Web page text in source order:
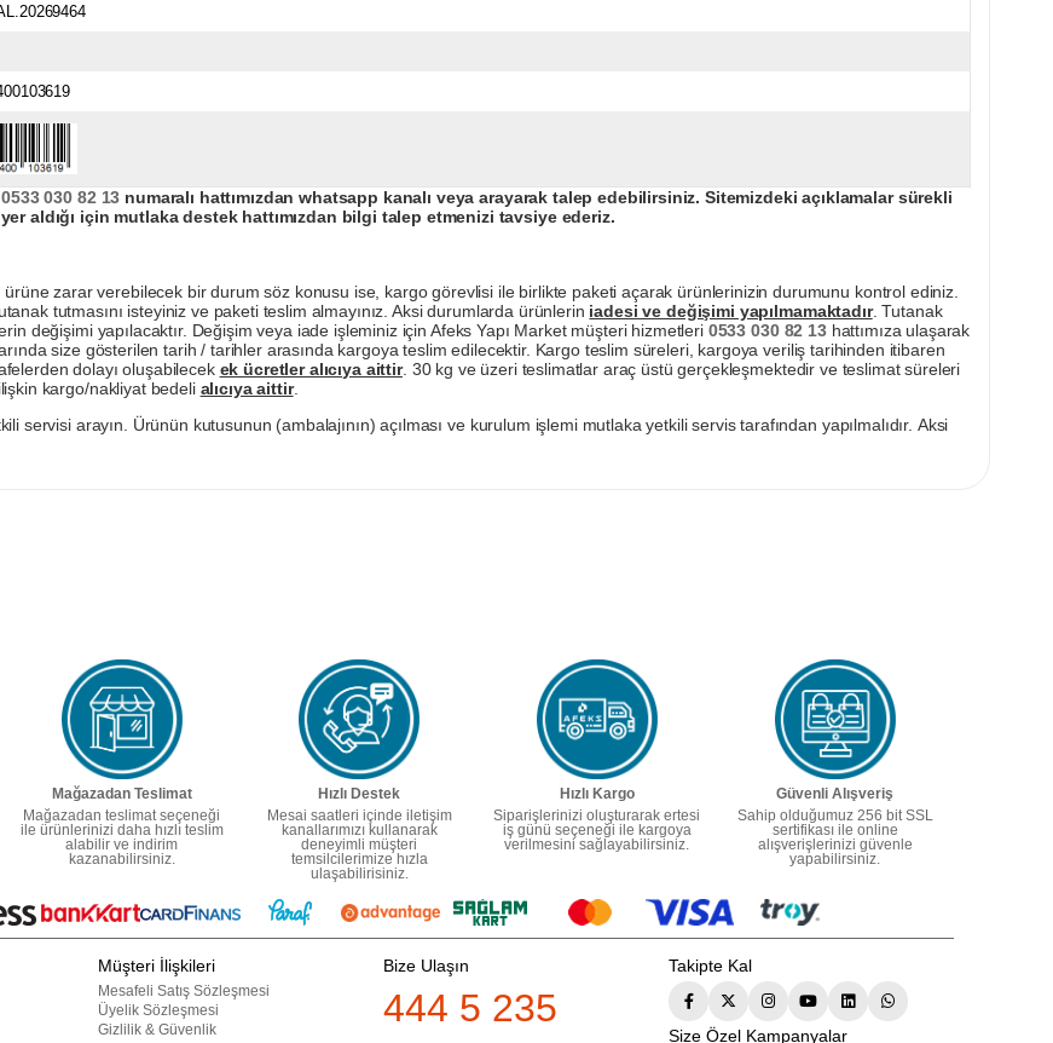
0533 030 82 13 numaralı hattımızdan whatsapp kanalı veya arayarak talep edebilirsiniz. Sitemizdeki açıklamalar sürekli
aldığı için mutlaka destek hattımızdan bilgi talep etmenizi tavsiye ederiz.
zarar verebilecek bir durum söz konusu ise, kargo görevlisi ile birlikte paketi açarak ürünlerinizin durumunu kontrol ediniz.
tutmasını isteyiniz ve paketi teslim almayınız. Aksi durumlarda ürünlerin iadesi ve değişimi yapılmamaktadır. Tutanak
değişimi yapılacaktır. Değişim veya iade işleminiz için Afeks Yapı Market müşteri hizmetleri 0533 030 82 13hattımıza ulaşarak
size gösterilen tarih / tarihler arasında kargoya teslim edilecektir. Kargo teslim süreleri, kargoya veriliş tarihinden itibaren
dolayı oluşabilecek ek ücretler alıcıya aittir. 30 kg ve üzeri teslimatlar araç üstü gerçekleşmektedir ve teslimat süreleri
kargo/nakliyat bedeli alıcıya aittir.
servisi arayın. Ürünün kutusunun (ambalajının) açılması ve kurulum işlemi mutlaka yetkili servis tarafından yapılmalıdır. Aksi
Mağazadan Teslimat
Mağazadan teslimat seçeneği
ile ürünlerinizi daha hızlı teslim
alabilir ve indirim
kazanabilirsiniz.
Hızlı Destek
Mesai saatleri içinde iletişim
kanallarımızı kullanarak
deneyimli müşteri
temsilcilerimize hızla
ulaşabilirisiniz.
Hızlı Kargo
Siparişlerinizi oluşturarak ertesi
iş günü seçeneği ile kargoya
verilmesini sağlayabilirsiniz.
Güvenli Alışveriş
Sahip olduğumuz 256 bit SSL
sertifikası ile online
alışverişlerinizi güvenle
yapabilirsiniz.
Müşteri İlişkileri
Mesafeli Satış Sözleşmesi
Üyelik Sözleşmesi
Gizlilik & Güvenlik
Bize Ulaşın
444 5 235
Takipte Kal
Size Özel Kampanyalar